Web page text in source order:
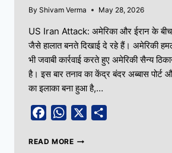
By Shivam Verma May 28, 2026
US Iran Attack: अमेरिका और ईरान के बीच
जैसे हालात बनते दिखाई दे रहे हैं। अमेरिकी
भी जवाबी कार्रवाई करते हुए अमेरिकी सैन्य
है। इस बार तनाव का केंद्र बंदर अब्बास पोर्ट
का इलाका बना हुआ है,…
FacebookWhatsApp
READ MORE